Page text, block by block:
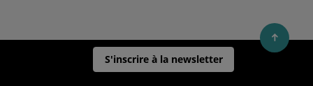
S'inscrire à la newsletter